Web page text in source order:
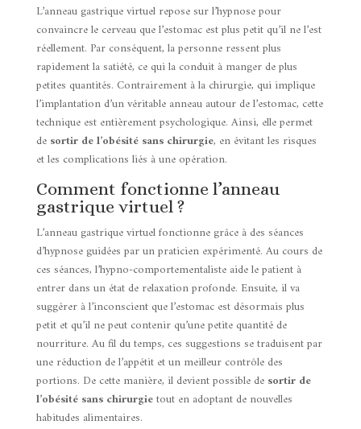
L’anneau gastrique virtuel repose sur l’hypnose pour
convaincre le cerveau que l’estomac est plus petit qu’il ne l’est
réellement. Par conséquent, la personne ressent plus
rapidement la satiété, ce qui la conduit à manger de plus
petites quantités. Contrairement à la chirurgie, qui implique
l’implantation d’un véritable anneau autour de l’estomac, cette
technique est entièrement psychologique. Ainsi, elle permet
de sortir de l’obésité sans chirurgie, en évitant les risques
et les complications liés à une opération.
Comment fonctionne l’anneau
gastrique virtuel ?
L’anneau gastrique virtuel fonctionne grâce à des séances
d’hypnose guidées par un praticien expérimenté. Au cours de
ces séances, l’hypno-comportementaliste aide le patient à
entrer dans un état de relaxation profonde. Ensuite, il va
suggérer à l’inconscient que l’estomac est désormais plus
petit et qu’il ne peut contenir qu’une petite quantité de
nourriture. Au fil du temps, ces suggestions se traduisent par
une réduction de l’appétit et un meilleur contrôle des
portions. De cette manière, il devient possible de sortir de
l’obésité sans chirurgietout en adoptant de nouvelles
habitudes alimentaires.